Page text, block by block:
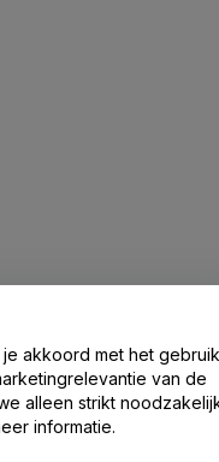
Met Ons Op
je akkoord met het gebruik
van de
alleen strikt
informatie.